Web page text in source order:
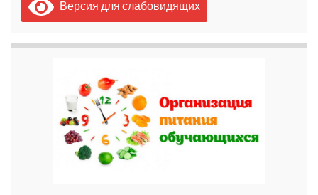
Версия для слабовидящих